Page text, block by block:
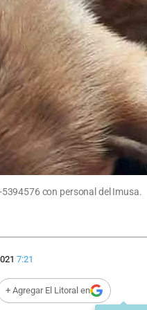
con personal del Imusa.
7:21
+ Agregar El Litoral en